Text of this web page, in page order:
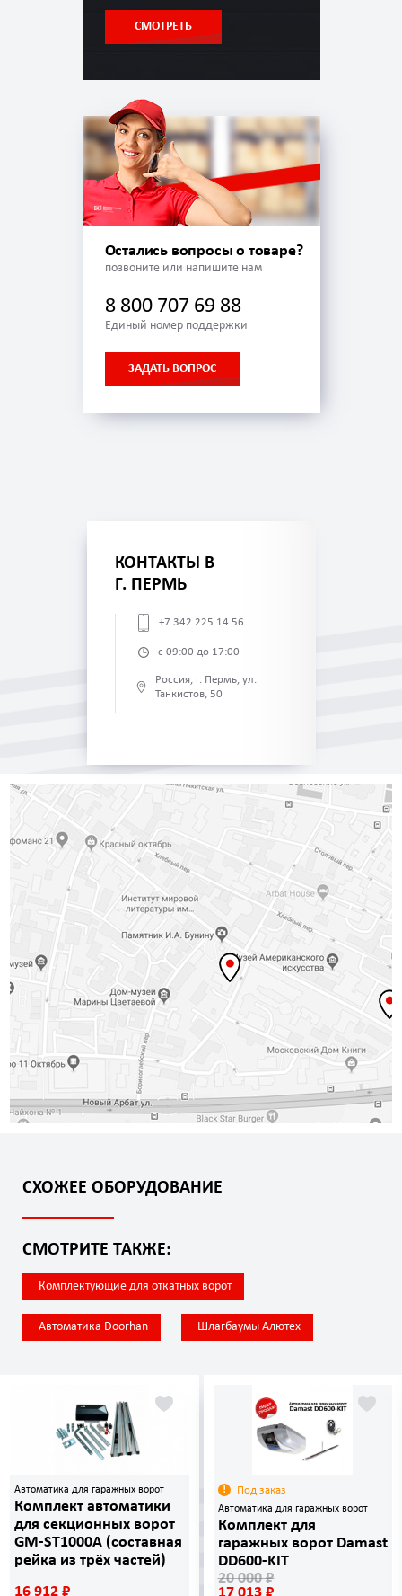
СМОТРЕТЬ
Остались вопросы о товаре?
позвоните или напишите нам
8 800 707 69 88
Единый номер поддержки
ЗАДАТЬ ВОПРОС
КОНТАКТЫ В
Г. ПЕРМЬ
+7 342 225 14 56
с 09:00 до 17:00
Россия, г. Пермь, ул.
Танкистов, 50
СХОЖЕЕ ОБОРУДОВАНИЕ
СМОТРИТЕ ТАКЖЕ:
Комплектующие для откатных ворот
Автоматика Doorhan Шлагбаумы Алютех
Автоматика для гаражных ворот
Комплект автоматики
для секционных ворот
GM-ST1000A (составная
рейка из трёх частей)
16 912 ₽
Под заказ
Автоматика для гаражных ворот
Комплект для
гаражных ворот Damast
DD600-KIT
20 000 ₽
17 013 ₽